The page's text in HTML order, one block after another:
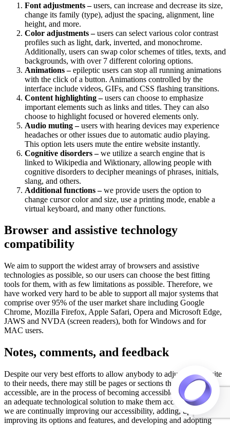
Font adjustments –users, can increase and decrease its size,
change its family (type), adjust the spacing, alignment, line
height, and more.
Color adjustments –users can select various color contrast
profiles such as light, dark, inverted, and monochrome.
Additionally, users can swap color schemes of titles, texts, and
backgrounds, with over 7 different coloring options.
Animations –epileptic users can stop all running animations
with the click of a button. Animations controlled by the
interface include videos, GIFs, and CSS flashing transitions.
Content highlighting –users can choose to emphasize
important elements such as links and titles. They can also
choose to highlight focused or hovered elements only.
Audio muting –users with hearing devices may experience
headaches or other issues due to automatic audio playing.
This option lets users mute the entire website instantly.
Cognitive disorders –we utilize a search engine that is
linked to Wikipedia and Wiktionary, allowing people with
cognitive disorders to decipher meanings of phrases, initials,
slang, and others.
Additional functions –we provide users the option to
change cursor color and size, use a printing mode, enable a
virtual keyboard, and many other functions.
Browser and assistive technology
compatibility
We aim to support the widest array of browsers and assistive
technologies as possible, so our users can choose the best fitting
tools for them, with as few limitations as possible. Therefore, we
have worked very hard to be able to support all major systems that
comprise over 95% of the user market share including Google
Chrome, Mozilla Firefox, Apple Safari, Opera and Microsoft Edge,
JAWS and NVDA (screen readers), both for Windows and for
MAC users.
Notes, comments, and feedback
Despite our very best efforts to allow anybody to adjust the website
to their needs, there may still be pages or sections that are not fully
accessible, are in the process of becoming accessible, or are lacking
an adequate technological solution to make them accessible. Still,
we are continually improving our accessibility, adding, updating and
improving its options and features, and developing and adopting